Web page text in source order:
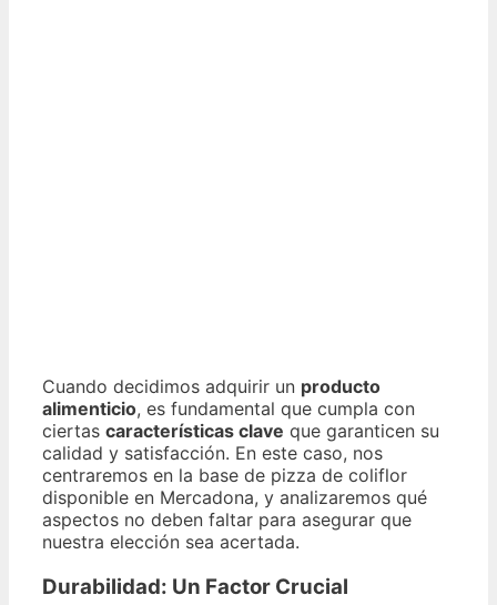
Cuando decidimos adquirir un producto
alimenticio, es fundamental que cumpla con
ciertas características clave que garanticen su
calidad y satisfacción. En este caso, nos
centraremos en la base de pizza de coliflor
disponible en Mercadona, y analizaremos qué
aspectos no deben faltar para asegurar que
nuestra elección sea acertada.
Durabilidad: Un Factor Crucial